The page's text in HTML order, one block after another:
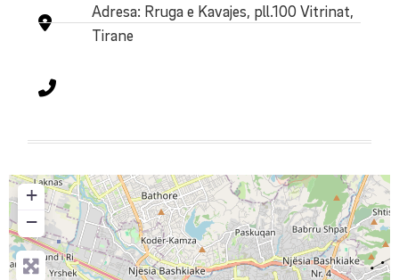
Adresa: Rruga e Kavajes, pll.100 Vitrinat,
Tirane
+
−